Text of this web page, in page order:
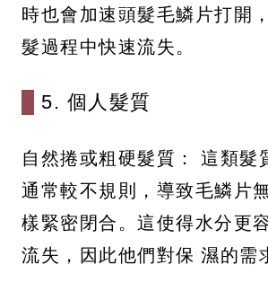
時也會加速頭髮毛鱗片打開
髮過程中快速流失。
5. 個人髮質
自然捲或粗硬髮質： 這類髮
通常較不規則，導致毛鱗片
樣緊密閉合。這使得水分更
流失，因此他們對保 濕的需